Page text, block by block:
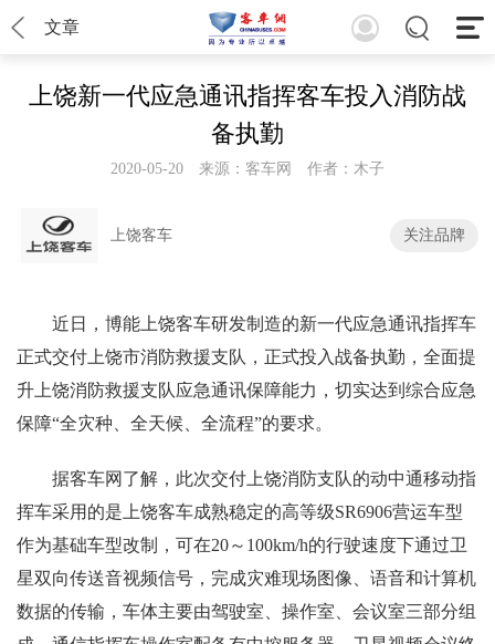
文章
上饶新一代应急通讯指挥客车投入消防战
备执勤
2020-05-20 来源：客车网 作者：木子
上饶客车 关注品牌
近日，博能上饶客车研发制造的新一代应急通讯指挥车
正式交付上饶市消防救援支队，正式投入战备执勤，全面提
升上饶消防救援支队应急通讯保障能力，切实达到综合应急
保障“全灾种、全天候、全流程”的要求。
据客车网了解，此次交付上饶消防支队的动中通移动指
挥车采用的是上饶客车成熟稳定的高等级SR6906营运车型
作为基础车型改制，可在20～100km/h的行驶速度下通过卫
星双向传送音视频信号，完成灾难现场图像、语音和计算机
数据的传输，车体主要由驾驶室、操作室、会议室三部分组